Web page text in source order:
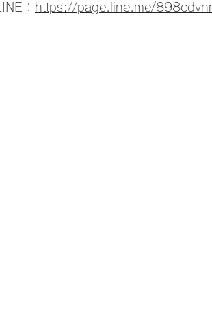
LINE： https://page.line.me/